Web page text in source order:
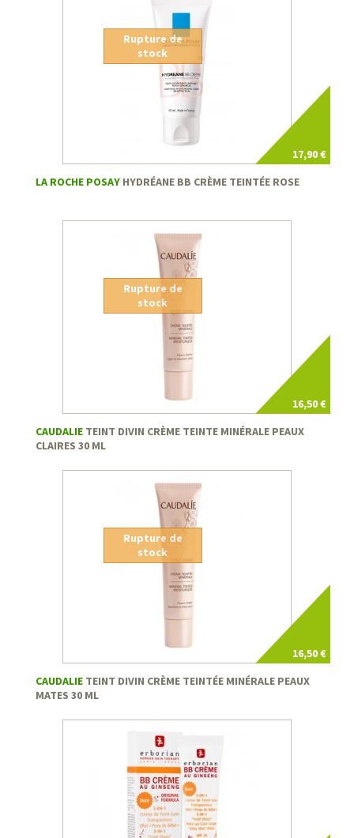
17,90 €
Rupture de
stock
LA ROCHE POSAY HYDRÉANE BB CRÈME TEINTÉE ROSE
16,50 €
Rupture de
stock
CAUDALIE TEINT DIVIN CRÈME TEINTE MINÉRALE PEAUX
CLAIRES 30 ML
16,50 €
Rupture de
stock
CAUDALIE TEINT DIVIN CRÈME TEINTÉE MINÉRALE PEAUX
MATES 30 ML